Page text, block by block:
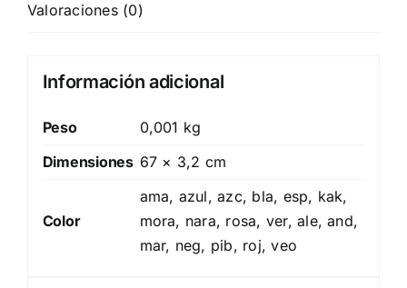
Valoraciones (0)
Información adicional
Peso
0,001 kg
Dimensiones 67 × 3,2 cm
Color
ama, azul, azc, bla, esp, kak,
mora, nara, rosa, ver, ale, and,
mar, neg, pib, roj, veo